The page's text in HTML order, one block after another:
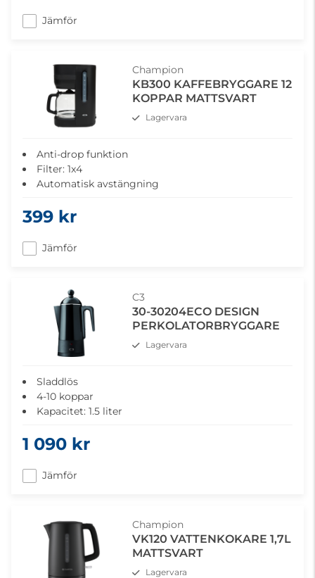
Jämför
Champion
KB300 KAFFEBRYGGARE 12
KOPPAR MATTSVART
Lagervara
Anti-drop funktion
Filter: 1x4
Automatisk avstängning
Glaskanna och filterhållare kan diskas i diskmaskin
399 kr
Jämför
C3
30-30204ECO DESIGN
PERKOLATORBRYGGARE
Lagervara
Sladdlös
4-10 koppar
Kapacitet: 1.5 liter
Lampa tänds när kaffet är klart för servering
1 090 kr
Jämför
Champion
VK120 VATTENKOKARE 1,7L
MATTSVART
Lagervara